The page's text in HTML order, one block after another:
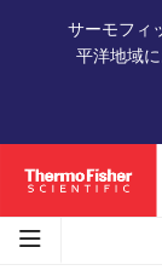
サーモフィ
平洋地域